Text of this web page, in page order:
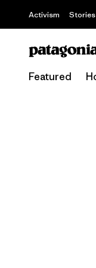
Activism Stories
Featured